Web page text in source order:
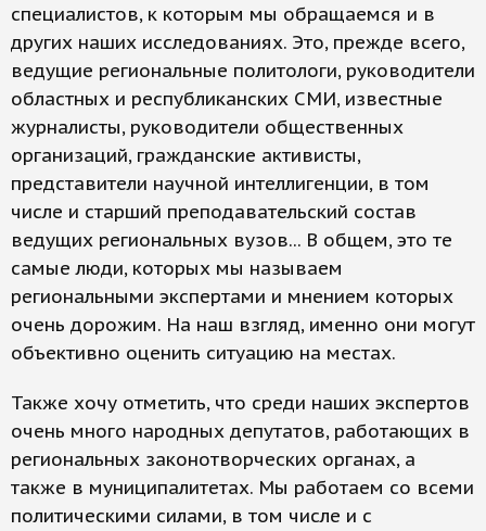
специалистов, к которым мы обращаемся и в
других наших исследованиях. Это, прежде всего,
ведущие региональные политологи, руководители
областных и республиканских СМИ, известные
журналисты, руководители общественных
организаций, гражданские активисты,
представители научной интеллигенции, в том
числе и старший преподавательский состав
ведущих региональных вузов... В общем, это те
самые люди, которых мы называем
региональными экспертами и мнением которых
очень дорожим. На наш взгляд, именно они могут
объективно оценить ситуацию на местах.
Также хочу отметить, что среди наших экспертов
очень много народных депутатов, работающих в
региональных законотворческих органах, а
также в муниципалитетах. Мы работаем со всеми
политическими силами, в том числе и с